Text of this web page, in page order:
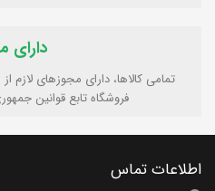
دارای
تمامی كالاها، دارای مجوزهای لازم
فروشگاه تابع قوانين
اطلاعات تماس